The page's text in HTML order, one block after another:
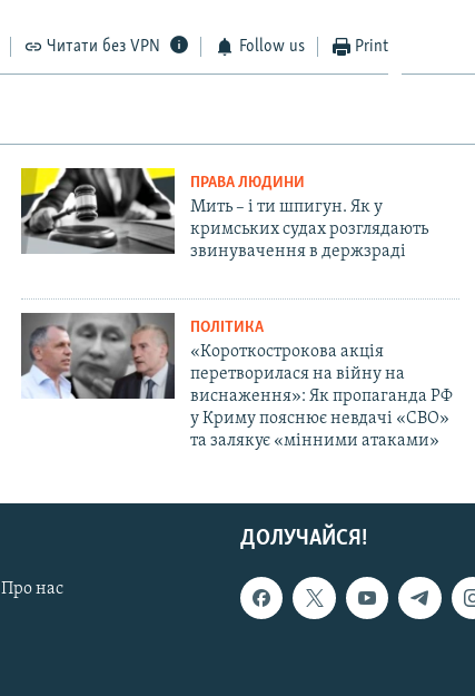
Читати без VPN Follow us Print
ПРАВА ЛЮДИНИ
Мить – і ти шпигун. Як у
кримських судах розглядають
звинувачення в держзраді
ПОЛІТИКА
«Короткострокова акція
перетворилася на війну на
виснаження»: Як пропаганда РФ
у Криму пояснює невдачі «СВО»
та залякує «мінними атаками»
ДОЛУЧАЙСЯ!
нас